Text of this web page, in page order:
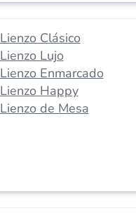
Lienzo Clásico
Lienzo Lujo
Lienzo Enmarcado
Lienzo Happy
Lienzo de Mesa